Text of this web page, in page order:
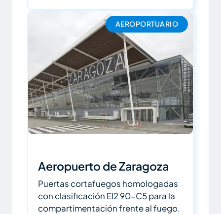
AEROPORTUARIO
Aeropuerto de Zaragoza
Puertas cortafuegos homologadas
con clasificación EI2 90-C5 para la
compartimentación frente al fuego.